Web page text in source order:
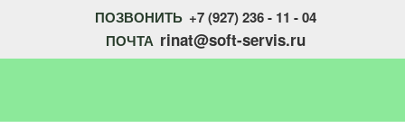
ПОЗВОНИТЬ +7 (927) 236 - 11 - 04
ПОЧТА rinat@soft-servis.ru